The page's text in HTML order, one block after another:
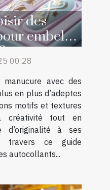
des
embellir
00:28
manucure avec des
en plus d’adeptes
motifs et textures
créativité tout en
d’originalité à ses
travers ce guide
autocollants...